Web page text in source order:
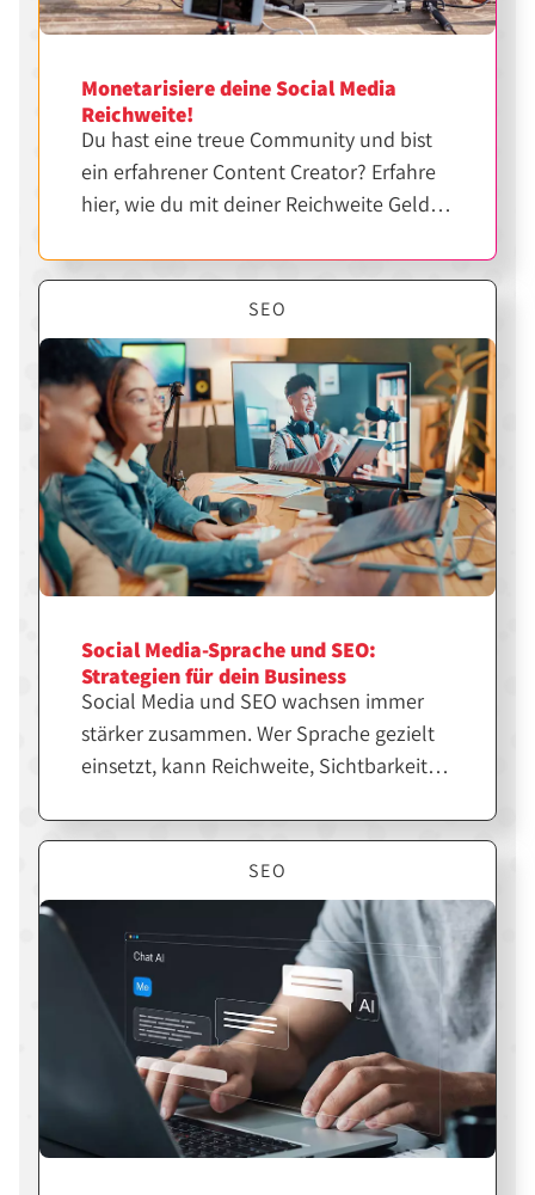
Monetarisiere deine Social Media
Reichweite!
Du hast eine treue Community und bist
ein erfahrener Content Creator? Erfahre
hier, wie du mit deiner Reichweite Geld
SEO
Social Media-Sprache und SEO:
Strategien für dein Business
Social Media und SEO wachsen immer
stärker zusammen. Wer Sprache gezielt
einsetzt, kann Reichweite, Sichtbarkeit
Erfahre, wie du beides strategisch
kombinierst, um dein Business langfristig
erfolgreicher zu machen.
SEO